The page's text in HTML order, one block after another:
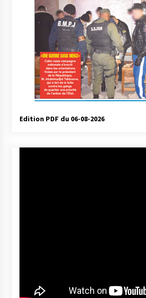
Edition PDF du 06-08-2026